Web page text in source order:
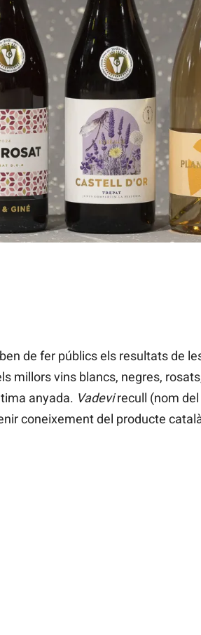
vins joves del 2025 / Jordi Play
de fer públics els resultats de
millors vins blancs, negres,
anyada. Vadevirecull (nom del
coneixement del producte